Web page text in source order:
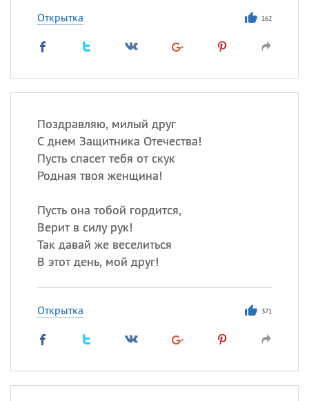
Открытка 162
Поздравляю, милый друг
С днем Защитника Отечества!
Пусть спасет тебя от скук
Родная твоя женщина!
Пусть она тобой гордится,
Верит в силу рук!
Так давай же веселиться
В этот день, мой друг!
Открытка 371